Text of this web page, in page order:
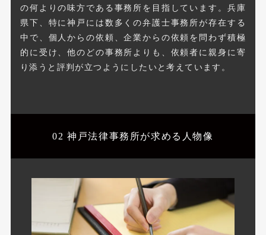
の何よりの味方である事務所を目指しています。兵庫
県下、特に神戸には数多くの弁護士事務所が存在する
中で、個人からの依頼、企業からの依頼を問わず積極
的に受け、他のどの事務所よりも、依頼者に親身に寄
り添うと評判が立つようにしたいと考えています。
02 神戸法律事務所が求める 人物像